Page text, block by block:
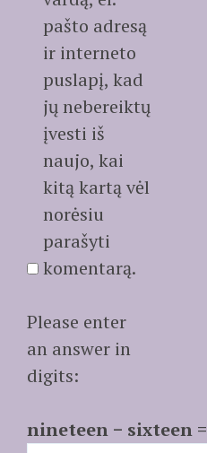
pašto adresą
ir interneto
puslapį, kad
jų nebereiktų
įvesti iš
naujo, kai
kitą kartą vėl
norėsiu
parašyti
komentarą.
Please enter
an answer in
digits:
nineteen − sixteen =